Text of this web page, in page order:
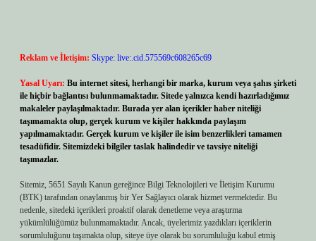
Reklam ve İletişim: Skype: live:.cid.575569c608265c69
Yasal Uyarı: Bu internet sitesi, herhangi bir marka, kurum veya şahıs şirketi
ile hiçbir bağlantısı bulunmamaktadır. Sitede yalnızca kendi hazırladığımız
makaleler paylaşılmaktadır. Burada yer alan içerikler haber niteliği
taşımamakta olup, gerçek kurum ve kişiler hakkında paylaşım
yapılmamaktadır. Gerçek kurum ve kişiler ile isim benzerlikleri tamamen
tesadüfidir. Sitemizdeki bilgiler taslak halindedir ve tavsiye niteliği
taşımazlar.
Sitemiz, 5651 Sayılı Kanun gereğince Bilgi Teknolojileri ve İletişim Kurumu
(BTK) tarafından onaylanmış bir Yer Sağlayıcı olarak hizmet vermektedir. Bu
nedenle, sitedeki içerikleri proaktif olarak denetleme veya araştırma
yükümlülüğümüz bulunmamaktadır. Ancak, üyelerimiz yazdıkları içeriklerin
sorumluluğunu taşımakta olup, siteye üye olarak bu sorumluluğu kabul etmiş